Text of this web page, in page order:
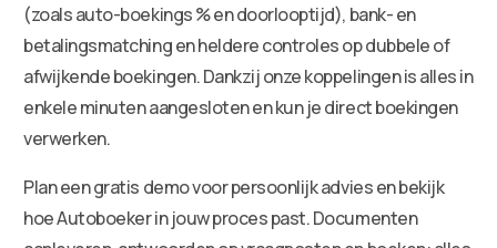
(zoals auto-boekings % en doorlooptijd), bank- en
betalingsmatching en heldere controles op dubbele of
afwijkende boekingen. Dankzij onze koppelingen is alles in
enkele minuten aangesloten en kun je direct boekingen
verwerken.
Plan een gratis demo voor persoonlijk advies en bekijk
hoe Autoboeker in jouw proces past. Documenten